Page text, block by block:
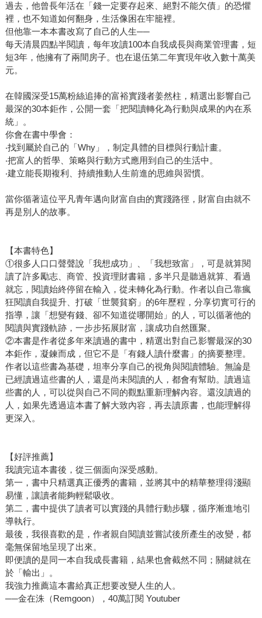
過去，他曾長年活在「錢一定要存起來、絕對不能欠債」的恐懼
裡，也不知道如何翻身，生活像困在牢籠裡。
但他靠一本本書改寫了自己的人生──
每天清晨四點半閱讀，每年攻讀100本自我成長與商業管理書，短
短3年，他擁有了兩間房子。也在退伍第二年實現年收入數十萬美
元。
在韓國深受15萬粉絲追捧的富裕實踐者姜然柱，精選出影響自己
最深的30本鉅作，公開一套「把閱讀轉化為行動與成果的內在系
統」。
你會在書中學會：
‧找到屬於自己的「Why」，制定具體的目標與行動計畫。
‧把富人的哲學、策略與行動方式應用到自己的生活中。
‧建立能長期複利、持續推動人生前進的思維與習慣。
當你循著這位平凡青年邁向財富自由的實踐路徑，財富自由就不
再是別人的故事。
【本書特色】
①很多人口口聲聲說「我想成功」、「我想致富」，可是就算閱
讀了許多勵志、商管、投資理財書籍，多半只是聽過就算、看過
就忘，閱讀始終停留在輸入，從未轉化為行動。作者以自己靠瘋
狂閱讀自我提升、打破「世襲貧窮」的6年歷程，分享切實可行的
指導，讓「想變有錢、卻不知道從哪開始」的人，可以循著他的
閱讀與實踐軌跡，一步步拓展財富，讓成功自然匯聚。
②本書是作者從多年來讀過的書中，精選出對自己影響最深的30
本鉅作，凝鍊而成，但它不是「有錢人讀什麼書」的摘要整理。
作者以這些書為基礎，坦率分享自己的視角與閱讀體驗。無論是
已經讀過這些書的人，還是尚未閱讀的人，都會有幫助。讀過這
些書的人，可以從與自己不同的觀點重新理解內容。還沒讀過的
人，如果先透過這本書了解大致內容，再去讀原書，也能理解得
更深入。
【好評推薦】
我讀完這本書後，從三個面向深受感動。
第一，書中只精選真正優秀的書籍，並將其中的精華整理得淺顯
易懂，讓讀者能夠輕鬆吸收。
第二，書中提供了讀者可以實踐的具體行動步驟，循序漸進地引
導執行。
最後，我很喜歡的是，作者親自閱讀並嘗試後所產生的改變，都
毫無保留地呈現了出來。
即便讀的是同一本自我成長書籍，結果也會截然不同；關鍵就在
於「輸出」。
我強力推薦這本書給真正想要改變人生的人。
──金在洙（Remgoon），40萬訂閱 Youtuber